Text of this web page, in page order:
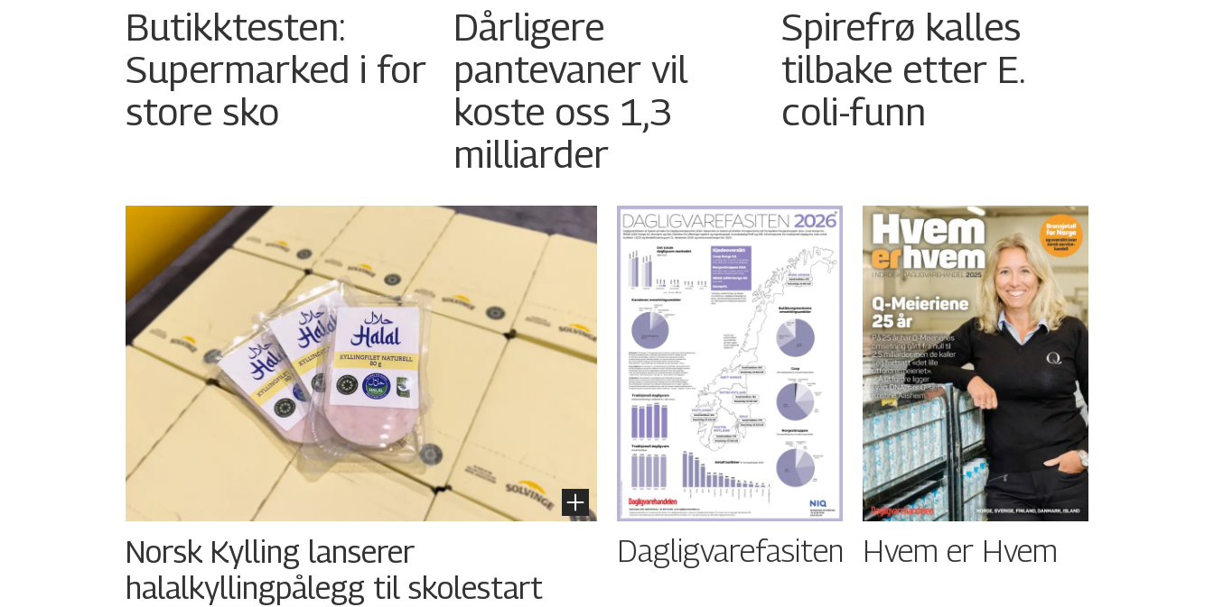
Butikktesten:
Supermarked i for
store sko
Dårligere
pantevaner vil
koste oss 1,3
milliarder
Spirefrø kalles
tilbake etter E.
coli-funn
Norsk Kylling lanserer
halalkyllingpålegg til skolestart
Dagligvarefasiten Hvem er Hvem